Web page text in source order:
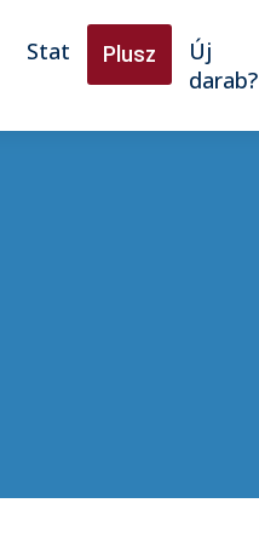
Stat Plusz
Új
darab?